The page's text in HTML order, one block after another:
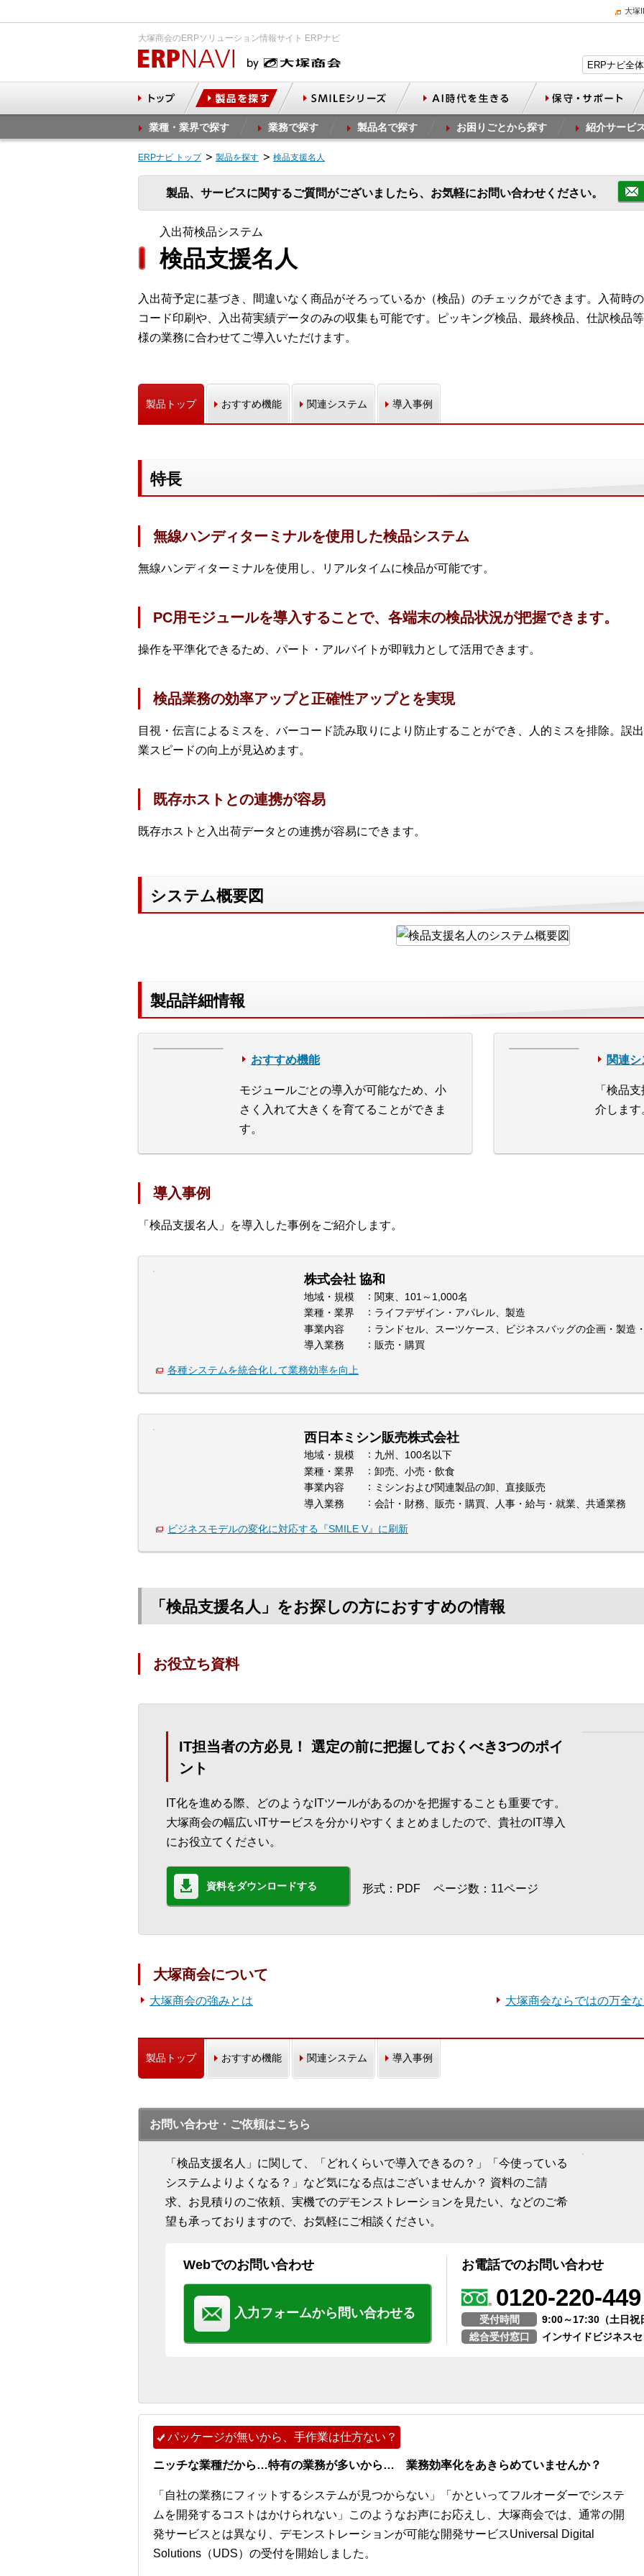
大塚
大塚商会のERPソリューション情報サイト ERPナビ
業種・業界で探す 業務で探す 製品名で探す お困りごとから探す 紹介サービ
ERPナビ トップ 製品を探す 検品支援名人
製品、サービスに関するご質問がございましたら、お気軽にお問い合わせください。
入出荷検品システム
検品支援名人
入出荷予定に基づき、間違いなく商品がそろっているか（検品）のチェックができます。入荷時
コード印刷や、入出荷実績データのみの収集も可能です。ピッキング検品、最終検品、仕訳検品
様の業務に合わせてご導入いただけます。
製品トップ おすすめ機能 関連システム 導入事例
特長
無線ハンディターミナルを使用した検品システム
無線ハンディターミナルを使用し、リアルタイムに検品が可能です。
PC用モジュールを導入することで、各端末の検品状況が把握できます。
操作を平準化できるため、パート・アルバイトが即戦力として活用できます。
検品業務の効率アップと正確性アップとを実現
目視・伝言によるミスを、バーコード読み取りにより防止することができ、人的ミスを排除。誤
業スピードの向上が見込めます。
既存ホストとの連携が容易
既存ホストと入出荷データとの連携が容易にできます。
システム概要図
製品詳細情報
おすすめ機能
モジュールごとの導入が可能なため、小
さく入れて大きくを育てることができま
す。
関連
「検品
介します
導入事例
「検品支援名人」を導入した事例をご紹介します。
株式会社 協和
地域・規模
関東、101～1,000名
業種・業界
ライフデザイン・アパレル、製造
事業内容
ランドセル、スーツケース、ビジネスバッグの企画・製造
導入業務
販売・購買
各種システムを統合化して業務効率を向上
西日本ミシン販売株式会社
地域・規模
九州、100名以下
業種・業界
卸売、小売・飲食
事業内容
ミシンおよび関連製品の卸、直接販売
導入業務
会計・財務、販売・購買、人事・給与・就業、共通業務
ビジネスモデルの変化に対応する『SMILE V』に刷新
「検品支援名人」をお探しの方におすすめの情報
お役立ち資料
IT担当者の方必見！ 選定の前に把握しておくべき3つのポイ
ント
IT化を進める際、どのようなITツールがあるのかを把握することも重要です。
大塚商会の幅広いITサービスを分かりやすくまとめましたので、貴社のIT導入
にお役立てください。
資料をダウンロードする 形式：PDF ページ数：11ページ
大塚商会について
大塚商会の強みとは 大塚商会ならではの万全
製品トップ おすすめ機能 関連システム 導入事例
お問い合わせ・ご依頼はこちら
「検品支援名人」に関して、「どれくらいで導入できるの？」「今使っている
システムよりよくなる？」など気になる点はございませんか？ 資料のご請
求、お見積りのご依頼、実機でのデモンストレーションを見たい、などのご希
望も承っておりますので、お気軽にご相談ください。
Webでのお問い合わせ
入力フォームから問い合わせる
お電話でのお問い合わせ
0120-220-449
受付時間
9:00～17:30（土日祝
総合受付窓口
インサイドビジネス
パッケージが無いから、手作業は仕方ない？
ニッチな業種だから…特有の業務が多いから… 業務効率化をあきらめていませんか？
「自社の業務にフィットするシステムが見つからない」「かといってフルオーダーでシステ
ムを開発するコストはかけられない」このようなお声にお応えし、大塚商会では、通常の開
発サービスとは異なり、デモンストレーションが可能な開発サービスUniversal Digital
Solutions（UDS）の受付を開始しました。